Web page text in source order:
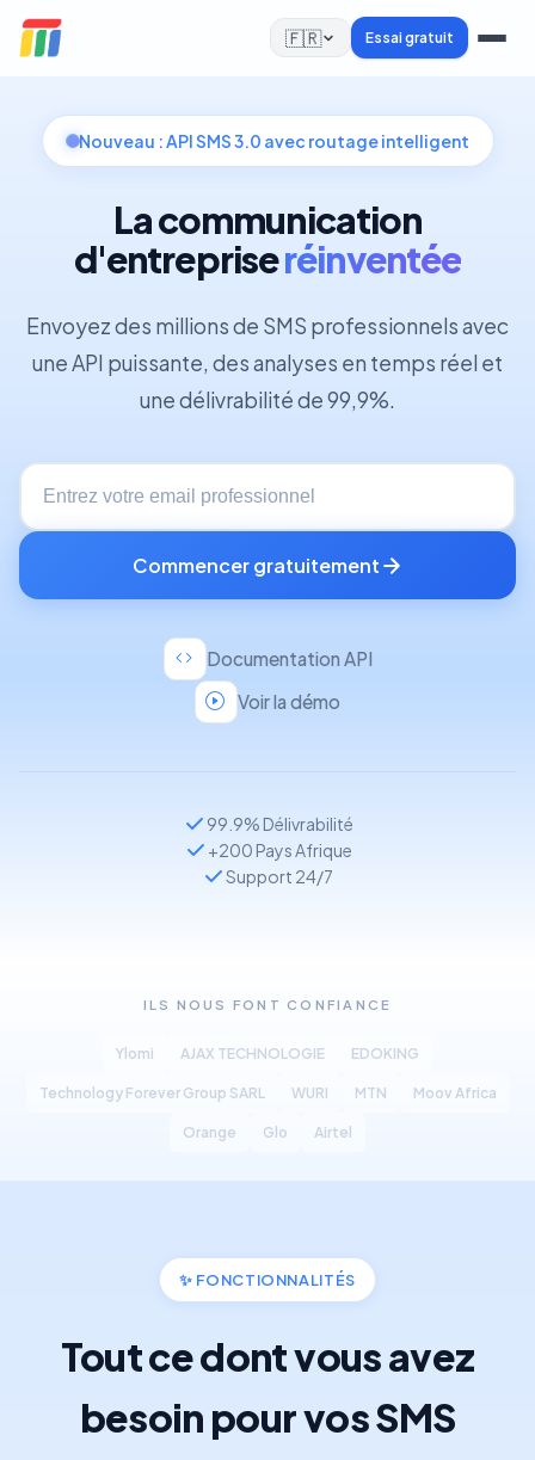
🇫🇷 Essai gratuit
Nouveau : API SMS 3.0 avec routage intelligent
La communication
d'entrepriseréinventée
Envoyez des millions de SMS professionnels avec
une API puissante, des analyses en temps réel et
une délivrabilité de 99,9%.
Commencer gratuitement
Documentation API
Voir la démo
99.9% Délivrabilité
+200 Pays Afrique
Support 24/7
ILS NOUS FONT CONFIANCE
Ylomi AJAX TECHNOLOGIE EDOKING
Technology Forever Group SARL WURI MTN Moov Africa
Orange Glo Airtel
✨ FONCTIONNALITÉS
Tout ce dont vous avez
besoin pour vos SMS